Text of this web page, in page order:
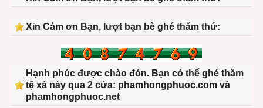
Xin Cảm ơn Bạn, lượt bạn bè ghé thăm thứ:
Hạnh phúc được chào đón. Bạn có thể ghé thăm
tệ xá này qua 2 cửa: phamhongphuoc.com và
phamhongphuoc.net